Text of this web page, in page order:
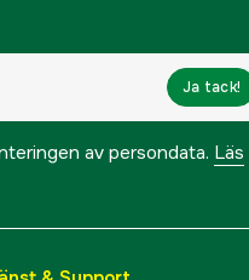
Ja tack!
av persondata. Läs